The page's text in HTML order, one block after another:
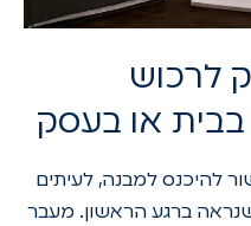
לרכוש
או בעסק
להיכנס למבנה, לעיתים
ברגע הראשון. מעבר